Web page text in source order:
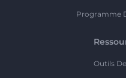
Programme
Outils